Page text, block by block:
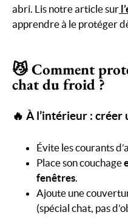
abri. Lis notre article sur
apprendre à le protéger
😼 Comment
chat du froid ?
🔥 À l’intérieur : créer
Évite les courants
Place son couchage
fenêtres
Ajoute une
(spécial chat, pas